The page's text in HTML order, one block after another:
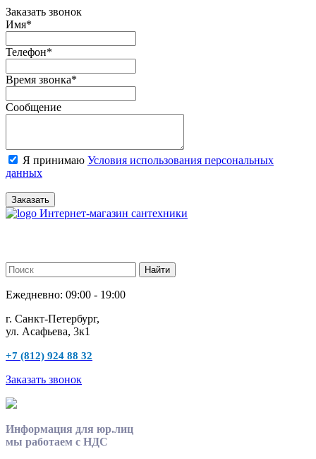
Заказать звонок
Имя*
Телефон*
Время звонка*
Сообщение
Я принимаю Условия использования персональных
данных
Заказать
Интернет-магазин сантехники
Ежедневно: 09:00 - 19:00
г. Санкт-Петербург,
ул. Асафьева, 3к1
+7 (812) 924 88 32
Заказать звонок
Информация для юр.лиц
мы работаем с НДС